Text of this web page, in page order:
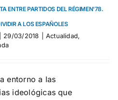
ENTRE PARTIDOS DEL RÉGIMEN'78.
A LOS ESPAÑOLES
29/03/2018 Actualidad,
entorno a las
ideológicas que